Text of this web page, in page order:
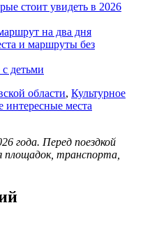
стоит увидеть в 2026
на два дня
и маршруты без
детьми
области, Культурное
интересные места
года. Перед поездкой
площадок, транспорта,